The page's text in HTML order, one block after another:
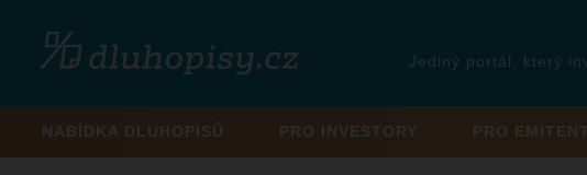
Jediný portál, který
NABÍDKA DLUHOPISŮ PRO INVESTORY PRO